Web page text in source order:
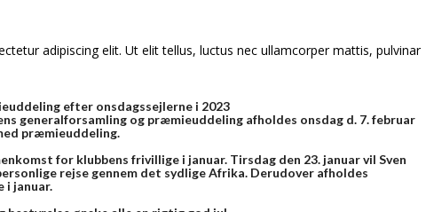
adipiscing elit. Ut elit tellus, luctus nec ullamcorper mattis, pulvinar
efter onsdagssejlerne i 2023
generalforsamling og præmieuddeling afholdes onsdag d. 7. februar
præmieuddeling.
for klubbens frivillige i januar. Tirsdag den 23. januar vil Sven
rejse gennem det sydlige Afrika. Derudover afholdes
i januar.